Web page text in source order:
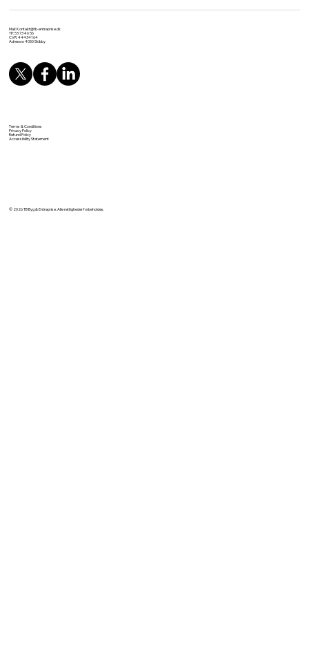
Mail:Kontakt@tb-entreprise.dk
Tlf: 53 73 46 56
CVR: 44434164
Adresse: 4050 Skibby
Terms & Conditions
Privacy Policy
Refund Policy
Accessibility Statement
© 2026 TB Byg & Entreprise. Alle rettigheder forbeholdes.